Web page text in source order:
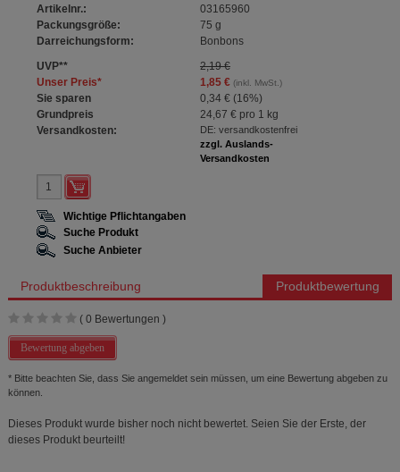
Artikelnr.:
03165960
Packungsgröße:
75 g
Darreichungsform:
Bonbons
UVP**
2,19 €
Unser Preis* 1,85 €(inkl. MwSt.)
Sie sparen 0,34 € (16%)
Grundpreis
24,67 €pro 1 kg
Versandkosten:
DE: versandkostenfrei
zzgl. Auslands-
Versandkosten
Wichtige Pflichtangaben
Suche Produkt
Suche Anbieter
Produktbeschreibung Produktbewertung
( 0 Bewertungen )
Bewertung abgeben
* Bitte beachten Sie, dass Sie angemeldet sein müssen, um eine Bewertung abgeben zu
können.
Dieses Produkt wurde bisher noch nicht bewertet. Seien Sie der Erste, der
dieses Produkt beurteilt!